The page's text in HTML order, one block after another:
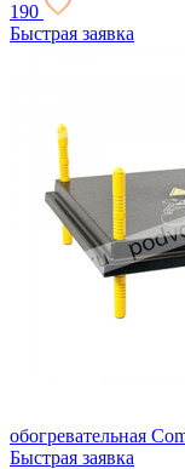
190
Быстрая заявка
обогревательная
Быстрая заявка